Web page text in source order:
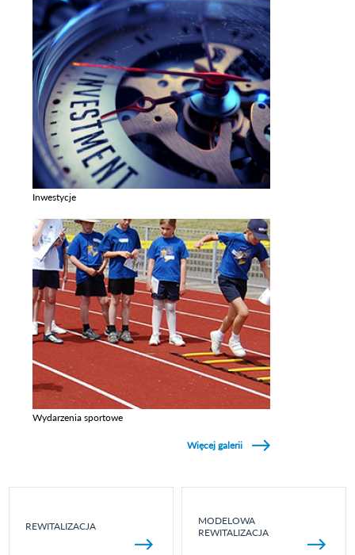
Inwestycje
Wydarzenia sportowe
Więcej galerii
REWITALIZACJA
MODELOWA
REWITALIZACJA